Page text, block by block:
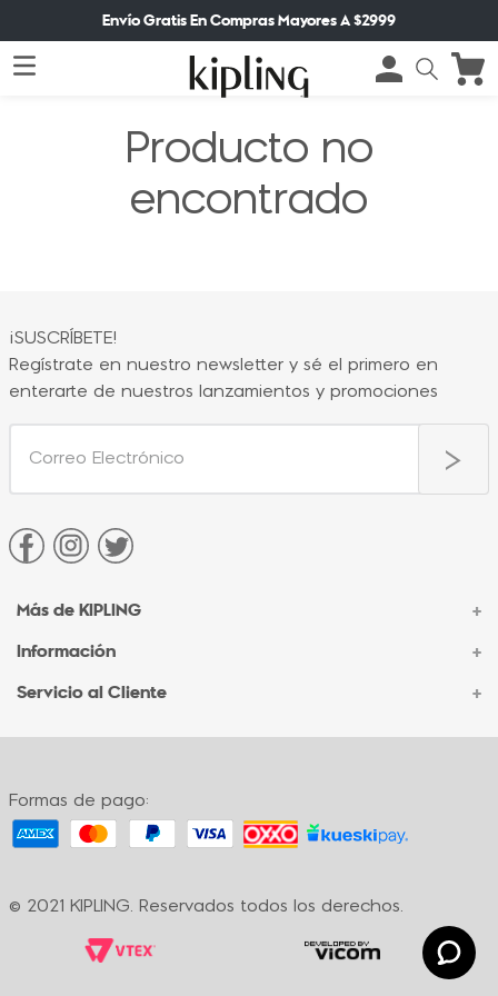
Envío Gratis En Compras Mayores A $2999
Producto no
encontrado
¡SUSCRÍBETE!
Regístrate en nuestro newsletter y sé el primero en
enterarte de nuestros lanzamientos y promociones
Más de KIPLING +
Acerca de Kipling
Sucursales
Información +
Contacto Corporativo
Formas de pago
Servicio al Cliente +
Contacto
Políticas de cambio
Términos y condiciones
Formas de pago:
© 2021 KIPLING. Reservados todos los derechos.